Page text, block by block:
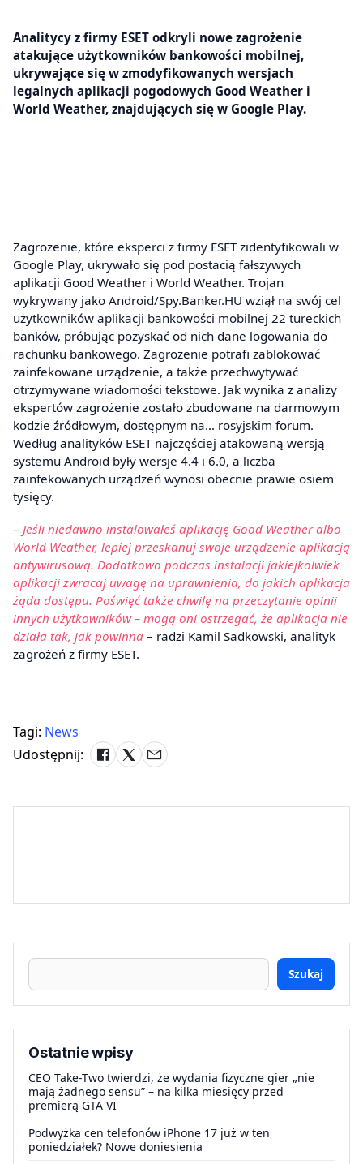
Analitycy z firmy ESET odkryli nowe zagrożenie
atakujące użytkowników bankowości mobilnej,
ukrywające się w zmodyfikowanych wersjach
legalnych aplikacji pogodowych Good Weather i
World Weather, znajdujących się w Google Play.
Zagrożenie, które eksperci z firmy ESET zidentyfikowali w
Google Play, ukrywało się pod postacią fałszywych
aplikacji Good Weather i World Weather. Trojan
wykrywany jako Android/Spy.Banker.HU wziął na swój cel
użytkowników aplikacji bankowości mobilnej 22 tureckich
banków, próbując pozyskać od nich dane logowania do
rachunku bankowego. Zagrożenie potrafi zablokować
zainfekowane urządzenie, a także przechwytywać
otrzymywane wiadomości tekstowe. Jak wynika z analizy
ekspertów zagrożenie zostało zbudowane na darmowym
kodzie źródłowym, dostępnym na… rosyjskim forum.
Według analityków ESET najczęściej atakowaną wersją
systemu Android były wersje 4.4 i 6.0, a liczba
zainfekowanych urządzeń wynosi obecnie prawie osiem
tysięcy.
– Jeśli niedawno instalowałeś aplikację Good Weather albo
World Weather, lepiej przeskanuj swoje urządzenie aplikacją
antywirusową. Dodatkowo podczas instalacji jakiejkolwiek
aplikacji zwracaj uwagę na uprawnienia, do jakich aplikacja
żąda dostępu. Poświęć także chwilę na przeczytanie opinii
innych użytkowników – mogą oni ostrzegać, że aplikacja nie
działa tak, jak powinna – radzi Kamil Sadkowski, analityk
zagrożeń z firmy ESET.
Tagi: News
Udostępnij:
Szukaj
Ostatnie wpisy
CEO Take-Two twierdzi, że wydania fizyczne gier „nie
mają żadnego sensu” – na kilka miesięcy przed
premierą GTA VI
Podwyżka cen telefonów iPhone 17 już w ten
poniedziałek? Nowe doniesienia